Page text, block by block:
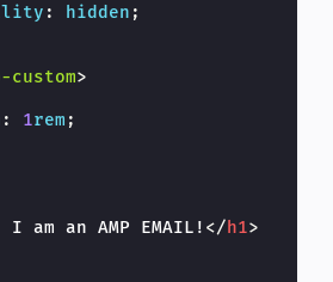
: hidden ;
custom>
: 1rem ;
am an AMP EMAIL! </ h1>